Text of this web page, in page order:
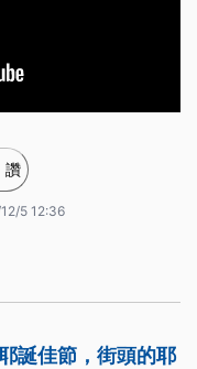
讚
5 12:36
誕佳節，街頭的耶